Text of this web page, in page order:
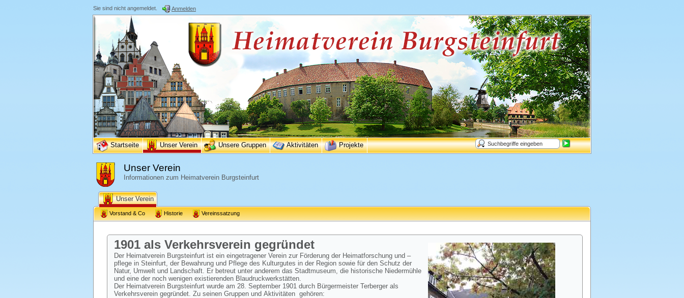
Sie sind nicht angemeldet. Anmelden
Startseite Unser Verein Unsere Gruppen Aktivitäten Projekte
Unser Verein
Informationen zum Heimatverein Burgsteinfurt
Unser Verein
Vorstand & Co Historie Vereinssatzung
1901 als Verkehrsverein gegründet
Der Heimatverein Burgsteinfurt ist ein eingetragener Verein zur Förderung der Heimatforschung und –
pflege in Steinfurt, der Bewahrung und Pflege des Kulturgutes in der Region sowie für den Schutz der
Natur, Umwelt und Landschaft. Er betreut unter anderem das Stadtmuseum, die historische Niedermühle
und eine der noch wenigen existierenden Blaudruckwerkstätten.
Der Heimatverein Burgsteinfurt wurde am 28. September 1901 durch Bürgermeister Terberger als
Verkehrsverein gegründet. Zu seinen Gruppen und Aktivitäten gehören: